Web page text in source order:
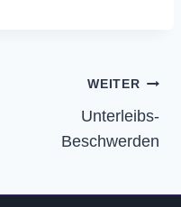
WEITER
Unterleibs-
Beschwerden